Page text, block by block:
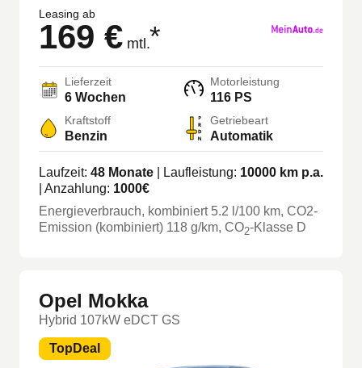
Leasing ab
169 € mtl.*
Lieferzeit
6 Wochen
Motorleistung
116 PS
Kraftstoff
Benzin
Getriebeart
Automatik
Laufzeit: 48 Monate | Laufleistung: 10000 km p.a.
| Anzahlung: 1000€
Energieverbrauch, kombiniert 5.2 l/100 km, CO2-
Emission (kombiniert) 118 g/km, CO2-Klasse D
Opel Mokka
Hybrid 107kW eDCT GS
TopDeal